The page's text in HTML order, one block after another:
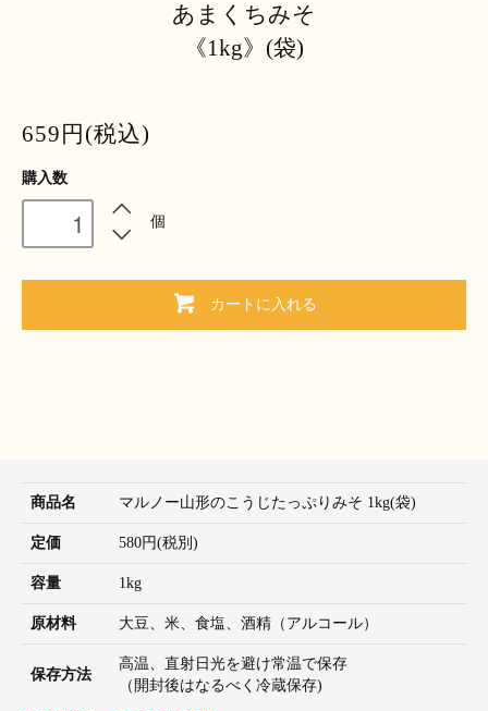
あまくちみそ
《1kg》(袋)
659円(税込)
購入数
個
カートに入れる
商品名 マルノー山形のこうじたっぷりみそ 1kg(袋)
定価 580円(税別)
容量 1kg
原材料 大豆、米、食塩、酒精（アルコール）
保存方法
高温、直射日光を避け常温で保存
（開封後はなるべく冷蔵保存)